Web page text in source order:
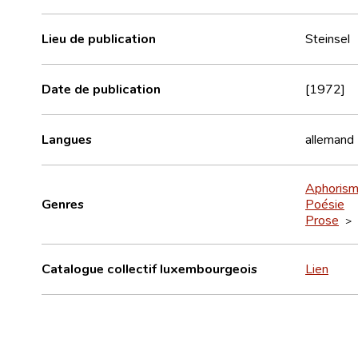
Lieu de publication Steinsel
Date de publication [1972]
Langues allemand
Genres
Poésie
Prose >
Catalogue collectif luxembourgeois Lien